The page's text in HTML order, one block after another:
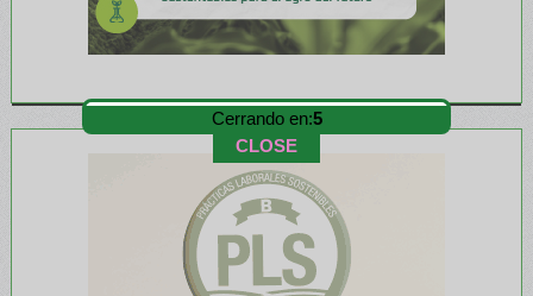
Cerrando en:3
CLOSE